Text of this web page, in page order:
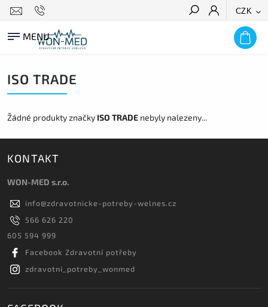
CZK
HLEDAT
ISO TRADE
Žádné produkty značky ISO TRADE nebyly nalezeny...
KONTAKT
WON-MED s.r.o.
info@zdravotnicke-potreby-welnes.cz
566 626 220
605 594 999
Facebook Zdravotní potřeby
zdravotni_potreby_wonmed